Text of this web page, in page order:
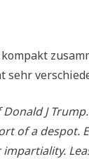
sehr
J
of a des­pot.